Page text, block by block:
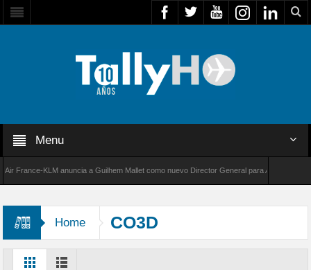
Menu
KLM anuncia a Guilhem Mallet como nuevo Director General para América Latina
Home CO3D